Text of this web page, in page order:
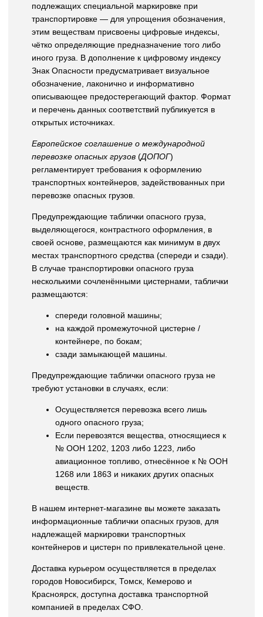
подлежащих специальной маркировке при
транспортировке — для упрощения обозначения,
этим веществам присвоены цифровые индексы,
чётко определяющие предназначение того либо
иного груза. В дополнение к цифровому индексу
Знак Опасности предусматривает визуальное
обозначение, лаконично и информативно
описывающее предостерегающий фактор. Формат
и перечень данных соответствий публикуется в
открытых источниках.
Европейское соглашение о международной
перевозке опасных грузов (ДОПОГ)
регламентирует требования к оформлению
транспортных контейнеров, задействованных при
перевозке опасных грузов.
Предупреждающие таблички опасного груза,
выделяющегося, контрастного оформления, в
своей основе, размещаются как минимум в двух
местах транспортного средства (спереди и сзади).
В случае транспортировки опасного груза
несколькими сочленёнными цистернами, таблички
размещаются:
спереди головной машины;
на каждой промежуточной цистерне /
контейнере, по бокам;
сзади замыкающей машины.
Предупреждающие таблички опасного груза не
требуют установки в случаях, если:
Осуществляется перевозка всего лишь
одного опасного груза;
Если перевозятся вещества, относящиеся к
№ ООН 1202, 1203 либо 1223, либо
авиационное топливо, отнесённое к № ООН
1268 или 1863 и никаких других опасных
веществ.
В нашем интернет-магазине вы можете заказать
информационные таблички опасных грузов, для
надлежащей маркировки транспортных
контейнеров и цистерн по привлекательной цене.
Доставка курьером осуществляется в пределах
городов Новосибирск, Томск, Кемерово и
Красноярск, доступна доставка транспортной
компанией в пределах СФО.